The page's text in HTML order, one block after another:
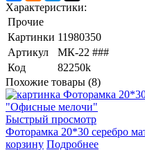
Характеристики:
Прочие
Картинки 11980350
Артикул
МК-22 ###
Код
82250k
Похожие товары (8)
Быстрый просмотр
Фоторамка 20*30 серебро
корзину Подробнее